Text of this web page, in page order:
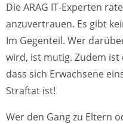
Die ARAG IT-Experten
anzuvertrauen. Es gibt
Im Gegenteil. Wer
wird, ist mutig. Zudem ist
dass sich Erwachsene
Straftat ist!
Wer den Gang zu Eltern